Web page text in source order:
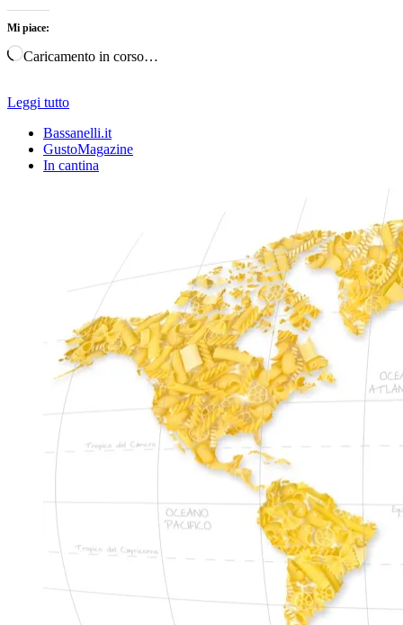
Mi piace:
Caricamento in corso…
Leggi tutto
Bassanelli.it
GustoMagazine
In cantina